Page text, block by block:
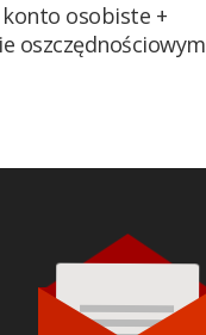
konto osobiste +
oszczędnościowym